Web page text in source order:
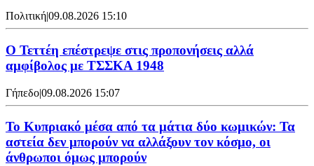
Πολιτική|09.08.2026 15:10
Ο Τεττέη επέστρεψε στις προπονήσεις αλλά
αμφίβολος με ΤΣΣΚΑ 1948
Γήπεδο|09.08.2026 15:07
Το Κυπριακό μέσα από τα μάτια δύο κωμικών: Τα
αστεία δεν μπορούν να αλλάξουν τον κόσμο, οι
άνθρωποι όμως μπορούν